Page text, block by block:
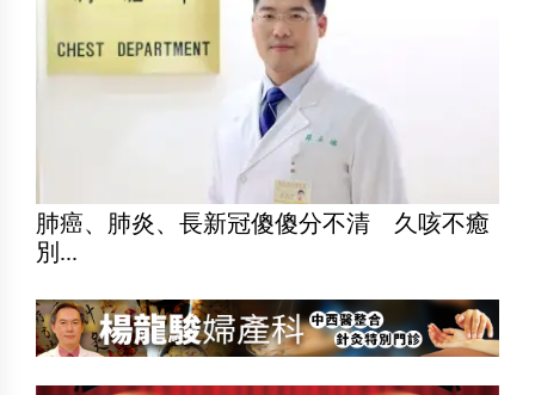
肺癌、肺炎、長新冠傻傻分不清 久咳不癒
別...